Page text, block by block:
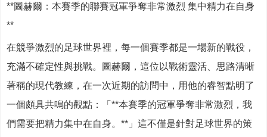
**圖赫爾：本賽季的聯賽冠軍爭奪非常激烈 集中精力在自身
**
在競爭激烈的足球世界裡，每一個賽季都是一場新的戰役，
充滿不確定性與挑戰。圖赫爾，這位以戰術靈活、思路清晰
著稱的現代教練，在一次近期的訪問中，用他的睿智點明了
一個頗具共鳴的觀點：「**本賽季的冠軍爭奪非常激烈，我
們需要把精力集中在自身。**」這不僅是針對足球世界的策